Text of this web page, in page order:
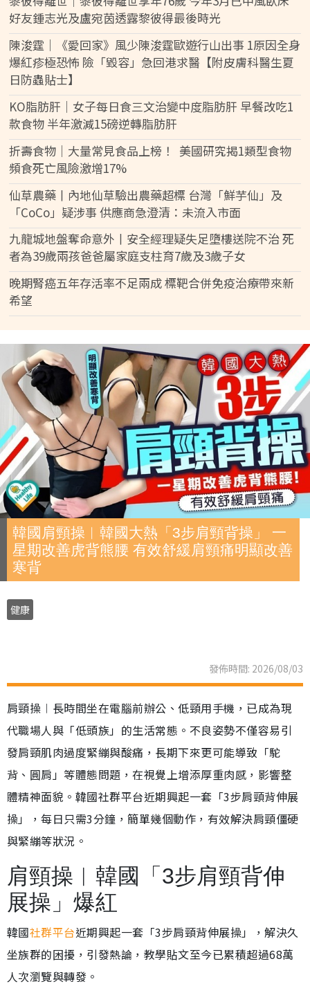
好友鍾志光及盧宛茵透露黎彼得最後時光
陳浚霆｜《愛回家》風少陳浚霆歐遊行山出事 1原因全身
爆紅疹極恐怖 險「毀容」急回港求醫【附皮膚科醫生夏
日防蟲貼士】
KO脂肪肝｜女子每日食三文治變中度脂肪肝 早餐改吃1
款食物 半年激減15磅逆轉脂肪肝
折壽食物｜大量常見食品上榜！ 美國研究揭1類型食物
頻食死亡風險激增17%
仙草農藥丨內地仙草驗出農藥超標 台灣「鮮芋仙」及
「CoCo」疑涉事 供應商急澄清：未流入市面
九龍城地盤奪命意外丨安全經理疑失足墮樓送院不治 死
者為39歲兩孩爸爸屬家庭支柱育7歲及3歲子女
晚期腎癌五年存活率不足兩成 標靶合併免疫治療帶來新
希望
韓國肩頸操︱韓國大熱「3步肩頸背操」 一
星期改善虎背熊腰 有效舒緩肩頸痛明顯改善
寒背
健康
發佈時間: 2026/08/03
肩頸操︱長時間坐在電腦前辦公、低頸用手機，已成為現
代職場人與「低頭族」的生活常態。不良姿勢不僅容易引
發肩頸肌肉過度緊繃與酸痛，長期下來更可能導致「駝
背、圓肩」等體態問題，在視覺上增添厚重肉感，影響整
體精神面貌。韓國社群平台近期興起一套「3步肩頸背伸展
操」，每日只需3分鐘，簡單幾個動作，有效解決肩頸僵硬
與緊繃等狀況。
肩頸操︱韓國「3步肩頸背伸
展操」爆紅
韓國社群平台近期興起一套「3步肩頸背伸展操」，解決久
坐族群的困擾，引發熱論，教學貼文至今已累積超過68萬
人次瀏覽與轉發。